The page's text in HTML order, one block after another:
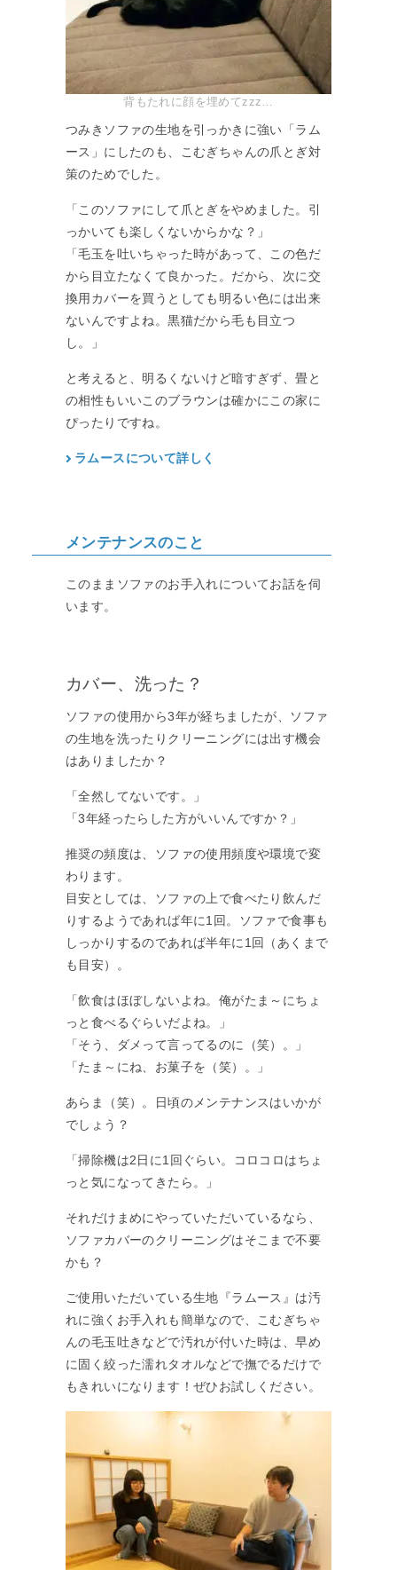
背もたれに顔を埋めてzzz…
つみきソファの生地を引っかきに強い「ラム
ース」にしたのも、こむぎちゃんの爪とぎ対
策のためでした。
「このソファにして爪とぎをやめました。引
っかいても楽しくないからかな？」
「毛玉を吐いちゃった時があって、この色だ
から目立たなくて良かった。だから、次に交
換用カバーを買うとしても明るい色には出来
ないんですよね。黒猫だから毛も目立つ
し。」
と考えると、明るくないけど暗すぎず、畳と
の相性もいいこのブラウンは確かにこの家に
ぴったりですね。
ラムースについて詳しく
メンテナンスのこと
このままソファのお手入れについてお話を伺
います。
カバー、洗った？
ソファの使用から3年が経ちましたが、ソファ
の生地を洗ったりクリーニングには出す機会
はありましたか？
「全然してないです。」
「3年経ったらした方がいいんですか？」
推奨の頻度は、ソファの使用頻度や環境で変
わります。
目安としては、ソファの上で食べたり飲んだ
りするようであれば年に1回。ソファで食事も
しっかりするのであれば半年に1回（あくまで
も目安）。
「飲食はほぼしないよね。俺がたま～にちょ
っと食べるぐらいだよね。」
「そう、ダメって言ってるのに（笑）。」
「たま～にね、お菓子を（笑）。」
あらま（笑）。日頃のメンテナンスはいかが
でしょう？
「掃除機は2日に1回ぐらい。コロコロはちょ
っと気になってきたら。」
それだけまめにやっていただいているなら、
ソファカバーのクリーニングはそこまで不要
かも？
ご使用いただいている生地『ラムース』は汚
れに強くお手入れも簡単なので、こむぎちゃ
んの毛玉吐きなどで汚れが付いた時は、早め
に固く絞った濡れタオルなどで撫でるだけで
もきれいになります！ぜひお試しください。